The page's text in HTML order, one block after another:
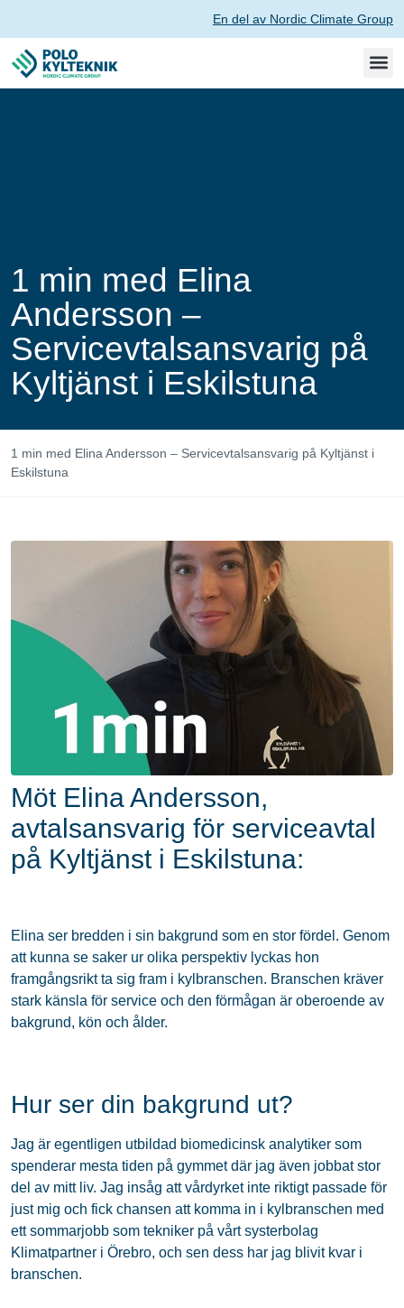
En del av Nordic Climate Group
1 min med Elina
Andersson –
Servicevtalsansvarig på
Kyltjänst i Eskilstuna
1 min med Elina Andersson – Servicevtalsansvarig på Kyltjänst i
Eskilstuna
Möt Elina Andersson,
avtalsansvarig för serviceavtal
på Kyltjänst i Eskilstuna:
Elina ser bredden i sin bakgrund som en stor fördel. Genom
att kunna se saker ur olika perspektiv lyckas hon
framgångsrikt ta sig fram i kylbranschen. Branschen kräver
stark känsla för service och den förmågan är oberoende av
bakgrund, kön och ålder.
Hur ser din bakgrund ut?
Jag är egentligen utbildad biomedicinsk analytiker som
spenderar mesta tiden på gymmet där jag även jobbat stor
del av mitt liv. Jag insåg att vårdyrket inte riktigt passade för
just mig och fick chansen att komma in i kylbranschen med
ett sommarjobb som tekniker på vårt systerbolag
Klimatpartner i Örebro, och sen dess har jag blivit kvar i
branschen.